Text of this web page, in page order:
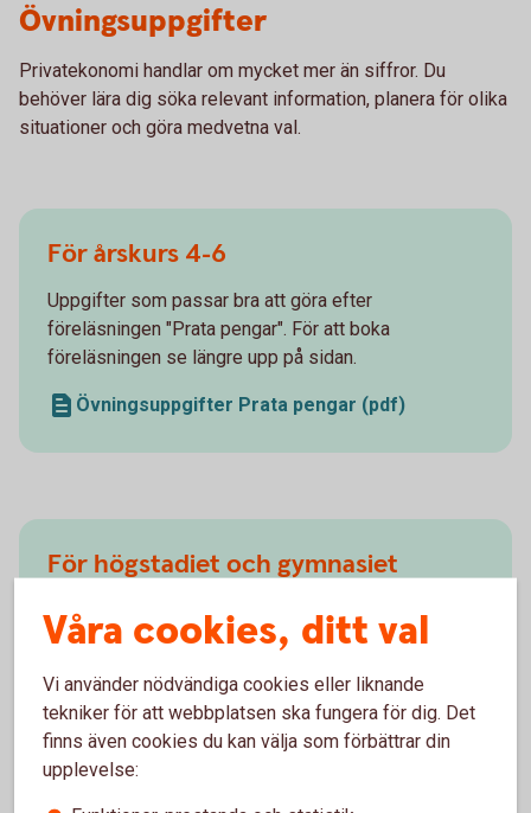
Övningsuppgifter
Privatekonomi handlar om mycket mer än siffror. Du
behöver lära dig söka relevant information, planera för olika
situationer och göra medvetna val.
För årskurs 4-6
Uppgifter som passar bra att göra efter
föreläsningen "Prata pengar". För att boka
föreläsningen se längre upp på sidan.
Övningsuppgifter Prata pengar (pdf)
För högstadiet och gymnasiet
Uppgifter som passar bra att göra efter
föreläsningen "Din ekonomi. Din framtid." För att
Övningsuppgifter nivå 1 (pdf)
Övningsuppgifter nivå 2 (pdf)
Kunskapskoll för högstadiet
Våra cookies, ditt val
Vi använder nödvändiga cookies eller liknande
tekniker för att webbplatsen ska fungera för dig. Det
finns även cookies du kan välja som förbättrar din
upplevelse: